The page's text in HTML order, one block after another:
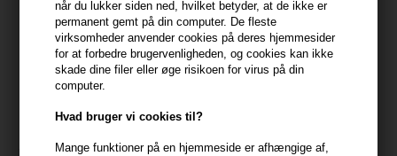
når du lukker siden ned, hvilket betyder, at de ikke er
permanent gemt på din computer. De fleste
virksomheder anvender cookies på deres hjemmesider
for at forbedre brugervenligheden, og cookies kan ikke
skade dine filer eller øge risikoen for virus på din
computer.
Hvad bruger vi cookies til?
Mange funktioner på en hjemmeside er afhængige af,
Beskrivelse Anmeldelser Fabrikant
Ærlig P02 Eau de Parfum er en eksklusiv, danskproduceret
parfume der er lavet uden de 26 allergener, som ifølge EU's
Ærlig P02 Eau de Parfum egenskaber